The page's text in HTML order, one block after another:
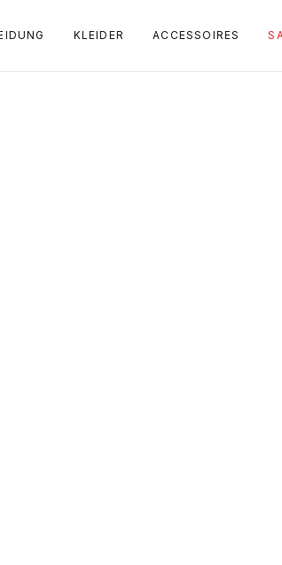
KLEIDER ACCESSOIRES